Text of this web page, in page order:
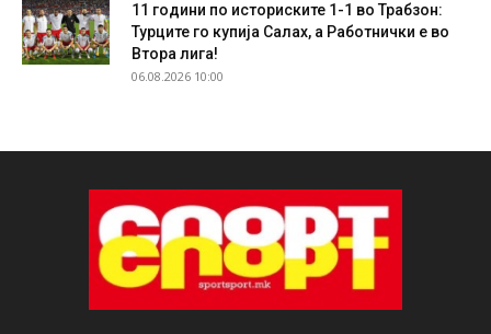
11 години по историските 1-1 во Трабзон:
Турците го купија Салах, а Работнички е во
Втора лига!
06.08.2026 10:00